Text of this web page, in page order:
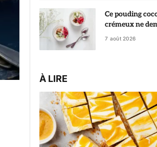
Ce pouding
crémeux ne
5 minutes de
7 août 2026
À LIRE